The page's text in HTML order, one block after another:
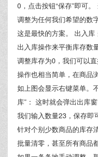
0，点击按钮“保存”即可
调整为任何我们希望的数
这是最快的方案。 出入
出入库操作来平衡库存数
调整库存为0，我们可以
操作也相当简单，在商品
如上图会显示右键菜单。
库”： 这时就会弹出出库
我们输入数量23，保存即
针对个别少数商品的库存
批量清零，甚至所有商品